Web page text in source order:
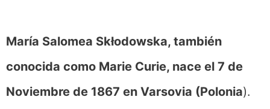
María Salomea Skłodowska, también
conocida como Marie Curie, nace el 7 de
Noviembre de 1867 en Varsovia (Polonia).